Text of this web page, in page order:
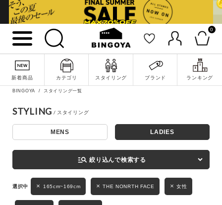
0
新着商品 カテゴリ スタイリング ブランド ランキング
詳細検索
キーワード
性別
MENS LADIES KIDS
BINGOYA スタイリング一覧
STYLING
MENS LADIES
manage_search 絞り込んで検索する
165cm~169cm THE NONRTH FACE 女性